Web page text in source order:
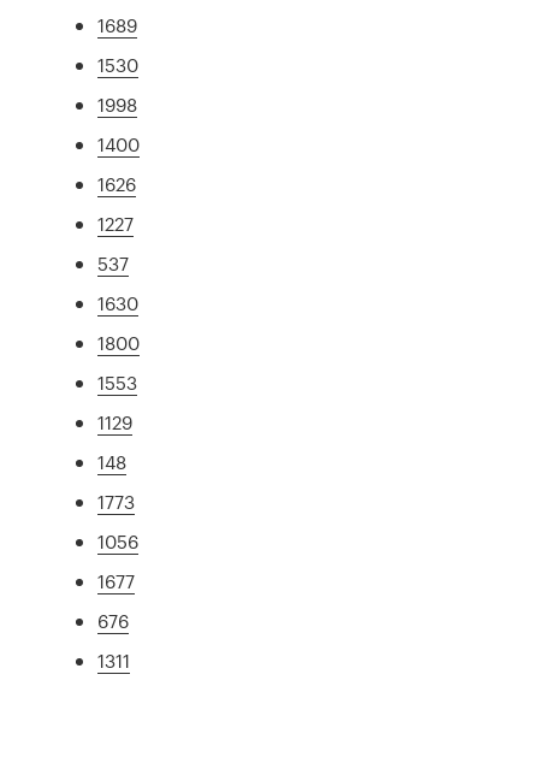
1689
1530
1998
1400
1626
1227
537
1630
1800
1553
1129
148
1773
1056
1677
676
1311